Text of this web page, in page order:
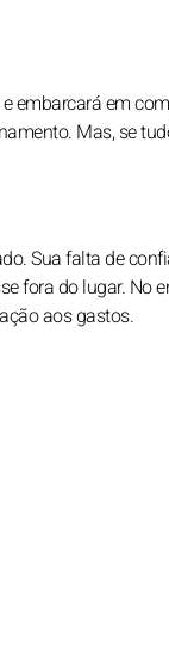
embarcará em
Mas, se
Sua falta de
fora do lugar. No
aos gastos.